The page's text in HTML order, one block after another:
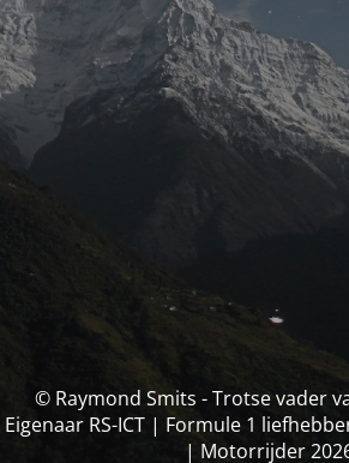
© Raymond Smits - Trotse vader
Eigenaar RS-ICT | Formule 1
| Motorrijder